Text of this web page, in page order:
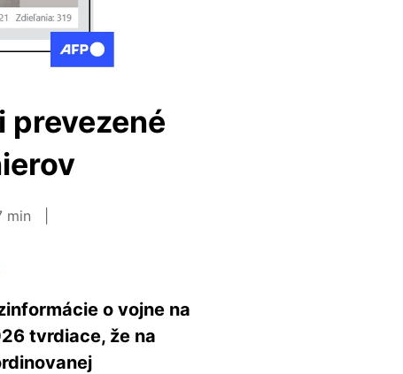
prevezené
min
o vojne na
tvrdiace, že na